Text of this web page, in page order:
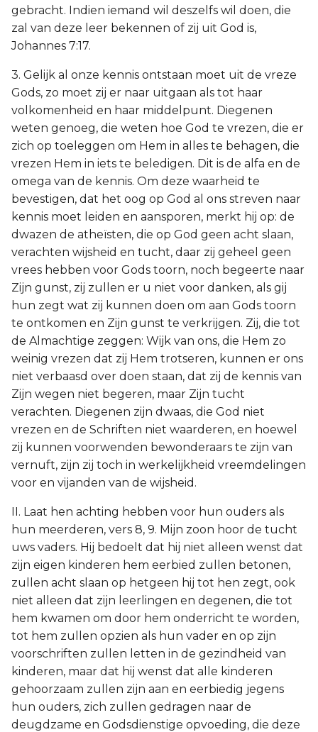
gebracht. Indien iemand wil deszelfs wil doen, die
zal van deze leer bekennen of zij uit God is,
Johannes 7:17.
3. Gelijk al onze kennis ontstaan moet uit de vreze
Gods, zo moet zij er naar uitgaan als tot haar
volkomenheid en haar middelpunt. Diegenen
weten genoeg, die weten hoe God te vrezen, die er
zich op toeleggen om Hem in alles te behagen, die
vrezen Hem in iets te beledigen. Dit is de alfa en de
omega van de kennis. Om deze waarheid te
bevestigen, dat het oog op God al ons streven naar
kennis moet leiden en aansporen, merkt hij op: de
dwazen de atheïsten, die op God geen acht slaan,
verachten wijsheid en tucht, daar zij geheel geen
vrees hebben voor Gods toorn, noch begeerte naar
Zijn gunst, zij zullen er u niet voor danken, als gij
hun zegt wat zij kunnen doen om aan Gods toorn
te ontkomen en Zijn gunst te verkrijgen. Zij, die tot
de Almachtige zeggen: Wijk van ons, die Hem zo
weinig vrezen dat zij Hem trotseren, kunnen er ons
niet verbaasd over doen staan, dat zij de kennis van
Zijn wegen niet begeren, maar Zijn tucht
verachten. Diegenen zijn dwaas, die God niet
vrezen en de Schriften niet waarderen, en hoewel
zij kunnen voorwenden bewonderaars te zijn van
vernuft, zijn zij toch in werkelijkheid vreemdelingen
voor en vijanden van de wijsheid.
II. Laat hen achting hebben voor hun ouders als
hun meerderen, vers 8, 9. Mijn zoon hoor de tucht
uws vaders. Hij bedoelt dat hij niet alleen wenst dat
zijn eigen kinderen hem eerbied zullen betonen,
zullen acht slaan op hetgeen hij tot hen zegt, ook
niet alleen dat zijn leerlingen en degenen, die tot
hem kwamen om door hem onderricht te worden,
tot hem zullen opzien als hun vader en op zijn
voorschriften zullen letten in de gezindheid van
kinderen, maar dat hij wenst dat alle kinderen
gehoorzaam zullen zijn aan en eerbiedig jegens
hun ouders, zich zullen gedragen naar de
deugdzame en Godsdienstige opvoeding, die deze